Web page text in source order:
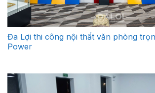
Đa Lợi thi công nội thất văn phòng
Power